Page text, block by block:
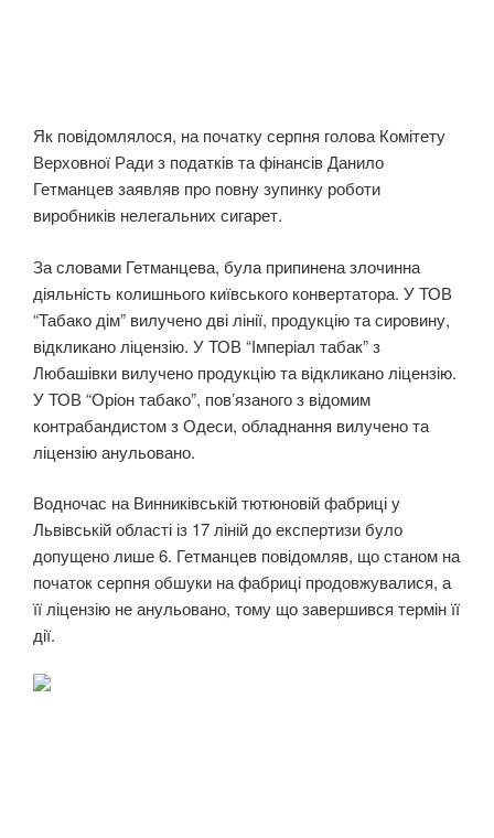
Як повідомлялося, на початку серпня голова Комітету
Верховної Ради з податків та фінансів Данило
Гетманцев заявляв про повну зупинку роботи
виробників нелегальних сигарет.
За словами Гетманцева, була припинена злочинна
діяльність колишнього київського конвертатора. У ТОВ
“Табако дім” вилучено дві лінії, продукцію та сировину,
відкликано ліцензію. У ТОВ “Імперіал табак” з
Любашівки вилучено продукцію та відкликано ліцензію.
У ТОВ “Оріон табако”, пов’язаного з відомим
контрабандистом з Одеси, обладнання вилучено та
ліцензію анульовано.
Водночас на Винниківській тютюновій фабриці у
Львівській області із 17 ліній до експертизи було
допущено лише 6. Гетманцев повідомляв, що станом на
початок серпня обшуки на фабриці продовжувалися, а
її ліцензію не анульовано, тому що завершився термін її
дії.